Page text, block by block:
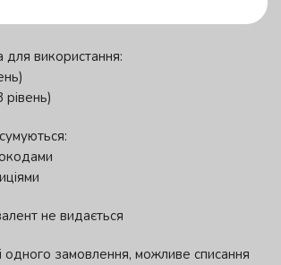
для використання:
не видається
замовлення, можливе списання